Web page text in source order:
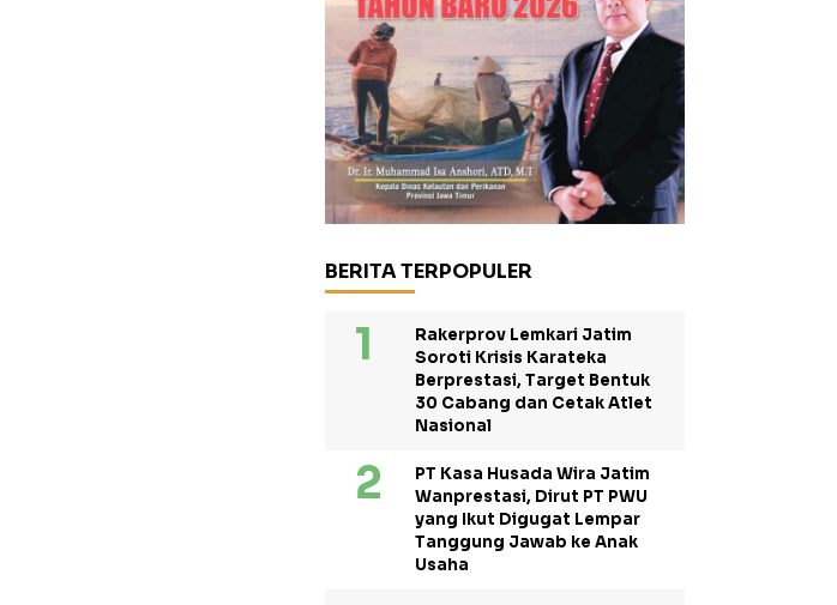
BERITA TERPOPULER
Rakerprov Lemkari Jatim
Soroti Krisis Karateka
Berprestasi, Target Bentuk
30 Cabang dan Cetak Atlet
Nasional
PT Kasa Husada Wira Jatim
Wanprestasi, Dirut PT PWU
yang Ikut Digugat Lempar
Tanggung Jawab ke Anak
Usaha